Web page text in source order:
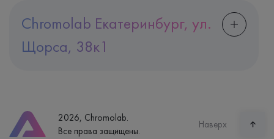
Chromolab Екатеринбург, ул.
Щорса, 38к1
Часы работы
пн-вс: 7:30-15:00
2026, Chromolab.
Все права защищены.
Наверх